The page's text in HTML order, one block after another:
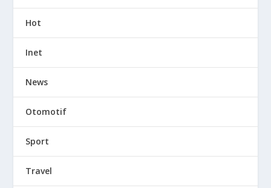
Hot
Inet
News
Otomotif
Sport
Travel